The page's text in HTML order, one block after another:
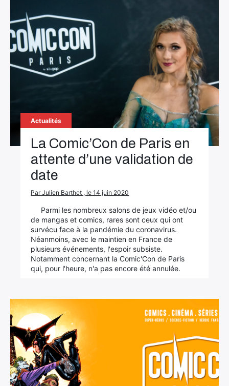
Actualités
La Comic’Con de Paris en
attente d’une validation de
date
Par Julien Barthet , le 14 juin 2020
Parmi les nombreux salons de jeux vidéo et/ou
de mangas et comics, rares sont ceux qui ont
survécu face à la pandémie du coronavirus.
Néanmoins, avec le maintien en France de
plusieurs événements, l'espoir subsiste.
Notamment concernant la Comic'Con de Paris
qui, pour l'heure, n'a pas encore été annulée.